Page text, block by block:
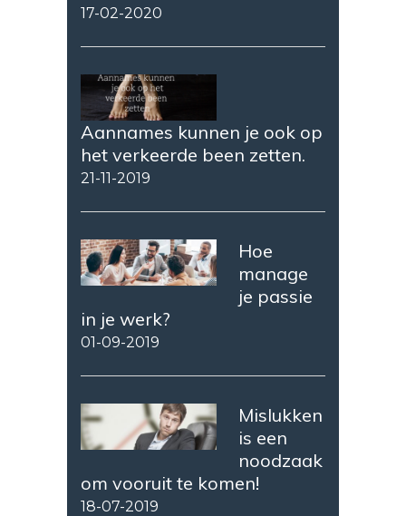
17-02-2020
Aannames kunnen je ook op
het verkeerde been zetten.
21-11-2019
Hoe
manage
je passie
in je werk?
01-09-2019
Mislukken
is een
noodzaak
om vooruit te komen!
18-07-2019